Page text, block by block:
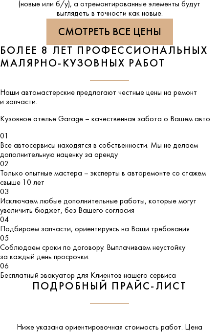
(новые или б/у), а отремонтированные элементы будут
выглядеть в точности как новые.
СМОТРЕТЬ ВСЕ ЦЕНЫ
БОЛЕЕ 8 ЛЕТ ПРОФЕССИОНАЛЬНЫХ
МАЛЯРНО-КУЗОВНЫХ РАБОТ
Наши автомастерские предлагают честные цены на ремонт
и запчасти.
Кузовное ателье Garage – качественная забота о Вашем авто.
01
Все автосервисы находятся в собственности. Мы не делаем
дополнительную наценку за аренду
02
Только опытные мастера – эксперты в авторемонте со стажем
свыше 10 лет
03
Исключаем любые дополнительные работы, которые могут
увеличить бюджет, без Вашего согласия
04
Подбираем запчасти, ориентируясь на Ваши требования
05
Соблюдаем сроки по договору. Выплачиваем неустойку
за каждый день просрочки.
06
Бесплатный эвакуатор для Клиентов нашего сервиса
ПОДРОБНЫЙ ПРАЙС-ЛИСТ
Ниже указана ориентировочная стоимость работ. Цена